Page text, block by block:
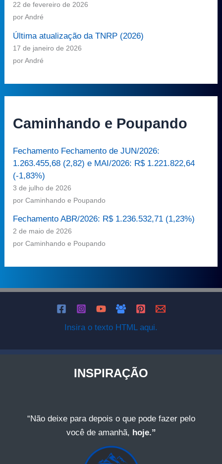
22 de fevereiro de 2026
por André
Última atualização da TNRP (2026)
17 de janeiro de 2026
por André
Caminhando e Poupando
Fechamento Fechamento de JUN/2026:
1.263.455,68 (2,82) e MAI/2026: R$ 1.221.822,64
(-1,83%)
3 de julho de 2026
por Caminhando e Poupando
Fechamento ABR/2026: R$ 1.236.532,71 (1,23%)
2 de maio de 2026
por Caminhando e Poupando
Insira o texto HTML aqui.
INSPIRAÇÃO
“Não deixe para depois o que pode fazer pelo
você de amanhã, hoje.”